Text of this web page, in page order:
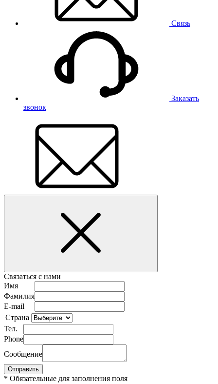
Связь
Заказать
звонок
Связаться с нами
Имя
Фамилия
E-mail
Страна
Тел.
Phone
Сообщение
* Обязательные для заполнения поля